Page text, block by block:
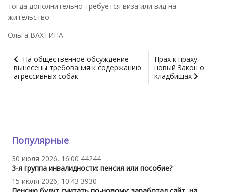
тогда дополнительно требуется виза или вид на
жительство.
Ольга ВАХТИНА
На общественное обсуждение
вынесены требования к содержанию
агрессивных собак
Прах к праху:
новый Закон о
кладбищах
Популярные
30 июля 2026, 16:00 44244
3-я группа инвалидности: пенсия или пособие?
15 июля 2026, 10:43 3930